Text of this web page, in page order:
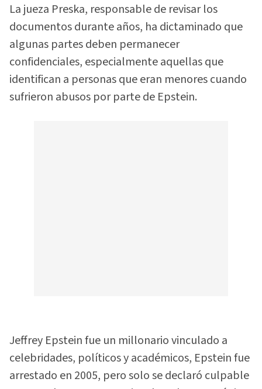
La jueza Preska, responsable de revisar los
documentos durante años, ha dictaminado que
algunas partes deben permanecer
confidenciales, especialmente aquellas que
identifican a personas que eran menores cuando
sufrieron abusos por parte de Epstein.
Jeffrey Epstein fue un millonario vinculado a
celebridades, políticos y académicos, Epstein fue
arrestado en 2005, pero solo se declaró culpable